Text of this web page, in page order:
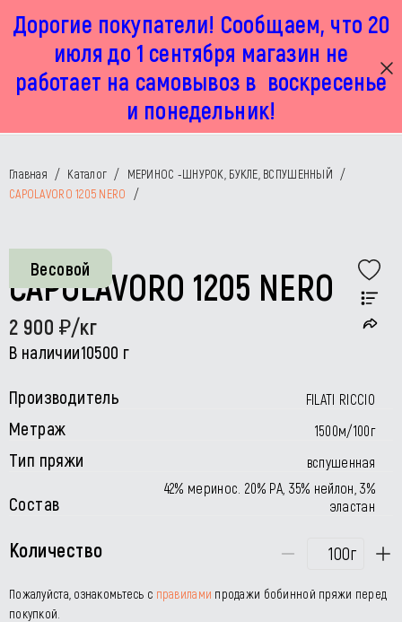
Дорогие покупатели! Сообщаем, что 20
июля до 1 сентября магазин не
работает на самовывоз в воскресенье
и понедельник!
г. Москва, Маленковская 32 стр 2А
пн-пт с 11:00 до 19:00, сб с 11:00 до 17:00
+7 925 449 67 92
Главная / Каталог / МЕРИНОС -ШНУРОК, БУКЛЕ, ВСПУШЕННЫЙ /
CAPOLAVORO 1205 NERO
/
Весовой
CAPOLAVORO 1205 NERO
2 900 /кг
В наличии10500 г
Производитель FILATI RICCIO
Метраж 1500м/100г
Тип пряжи вспушенная
Состав
42% меринос. 20% РА, 35% нейлон, 3%
эластан
Количество г
Пожалуйста, ознакомьтесь с правилами продажи бобинной пряжи перед
покупкой.